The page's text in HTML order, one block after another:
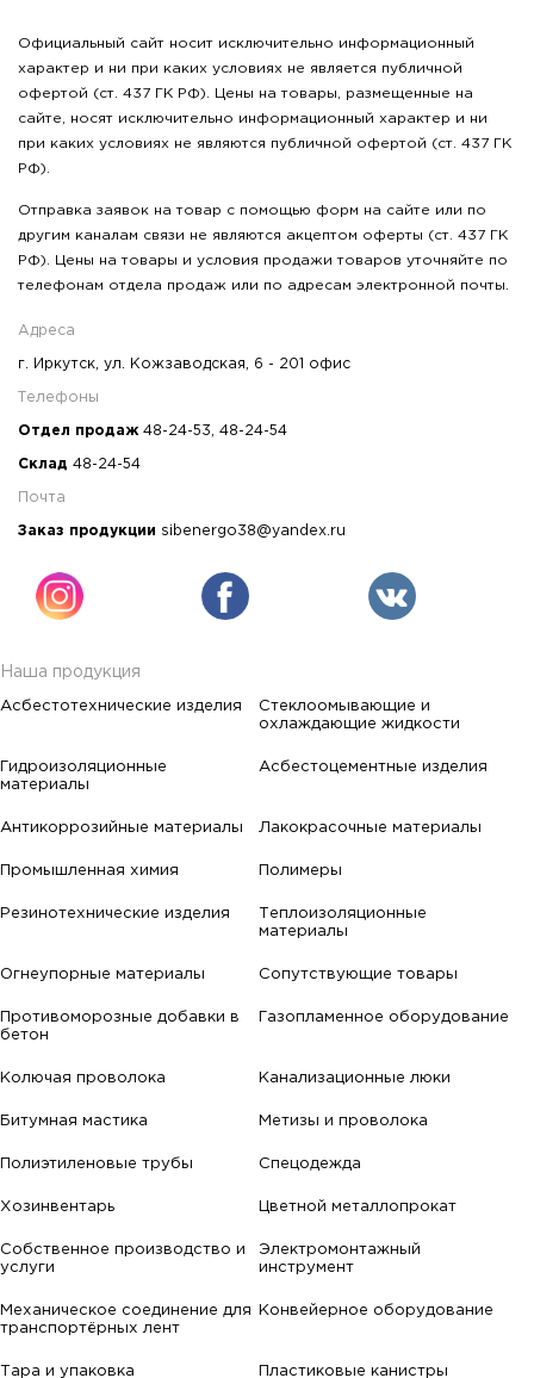
Официальный сайт носит исключительно информационный
характер и ни при каких условиях не является публичной
офертой (ст. 437 ГК РФ). Цены на товары, размещенные на
сайте, носят исключительно информационный характер и ни
при каких условиях не являются публичной офертой (ст. 437 ГК
РФ).
Отправка заявок на товар с помощью форм на сайте или по
другим каналам связи не являются акцептом оферты (ст. 437 ГК
РФ). Цены на товары и условия продажи товаров уточняйте по
телефонам отдела продаж или по адресам электронной почты.
Адреса
г. Иркутск, ул. Кожзаводская, 6 - 201 офис
Телефоны
Отдел продаж 48-24-53 48-24-54
Склад 48-24-54
Почта
Заказ продукции sibenergo38@yandex.ru
Наша продукция
Асбестотехнические изделия
Стеклоомывающие и
охлаждающие жидкости
Гидроизоляционные
материалы
Асбестоцементные изделия
Антикоррозийные материалы Лакокрасочные материалы
Промышленная химия Полимеры
Резинотехнические изделия
Теплоизоляционные
материалы
Огнеупорные материалы Сопутствующие товары
Противоморозные добавки в
бетон
Газопламенное оборудование
Колючая проволока Канализационные люки
Битумная мастика Метизы и проволока
Полиэтиленовые трубы Спецодежда
Хозинвентарь Цветной металлопрокат
Собственное производство и
услуги
Электромонтажный
инструмент
Механическое соединение для
транспортёрных лент
Конвейерное оборудование
Тара и упаковка Пластиковые канистры